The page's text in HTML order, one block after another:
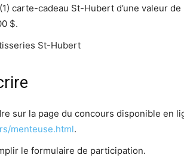
carte-cadeau St-Hubert d’une valeur de
$.
St-Hubert
sur la page du concours disponible en
menteuse.html.
le formulaire de participation.